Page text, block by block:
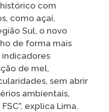
histórico com
como açaí,
Sul, o novo
de forma mais
indicadores
de mel,
sem abrir
ambientais,
explica Lima.